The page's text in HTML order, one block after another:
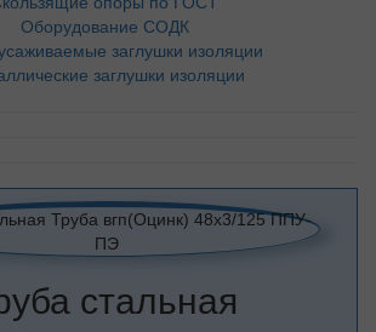
Оборудование СОДК
заглушки изоляции
заглушки изоляции
стальная